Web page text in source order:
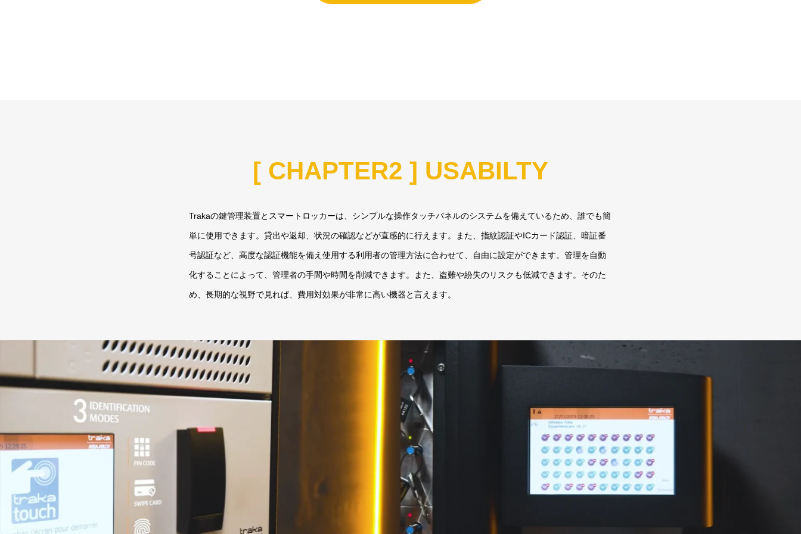
[ CHAPTER2 ] USABILTY
Trakaの鍵管理装置とスマートロッカーは、シンプルな操作タッチパネルのシステムを備えているため、誰でも簡
単に使用できます。貸出や返却、状況の確認などが直感的に行えます。また、指紋認証やICカード認証、暗証番
号認証など、高度な認証機能を備え使用する利用者の管理方法に合わせて、自由に設定ができます。管理を自動
化することによって、管理者の手間や時間を削減できます。また、盗難や紛失のリスクも低減できます。そのた
め、長期的な視野で見れば、費用対効果が非常に高い機器と言えます。